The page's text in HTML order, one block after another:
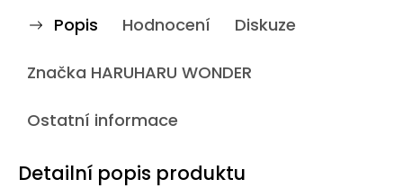
Popis Hodnocení Diskuze
Značka HARUHARU WONDER
Ostatní informace
Detailní popis produktu